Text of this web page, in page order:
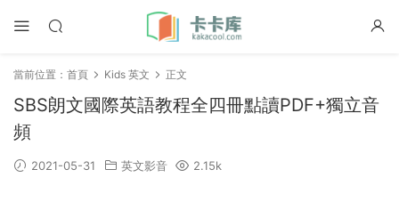
當前位置： 首頁 Kids 英文 正文
SBS朗文國際英語教程全四冊點讀PDF+獨立音
頻
2021-05-31 英文影音 2.15k